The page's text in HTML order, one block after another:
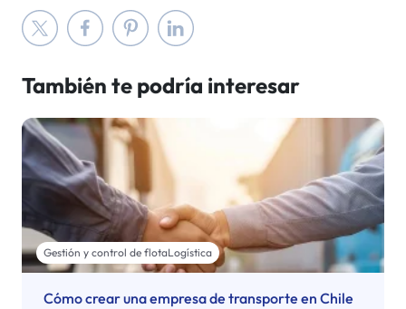
También te podría interesar
Gestión y control de flotaLogística
Cómo crear una empresa de transporte en Chile